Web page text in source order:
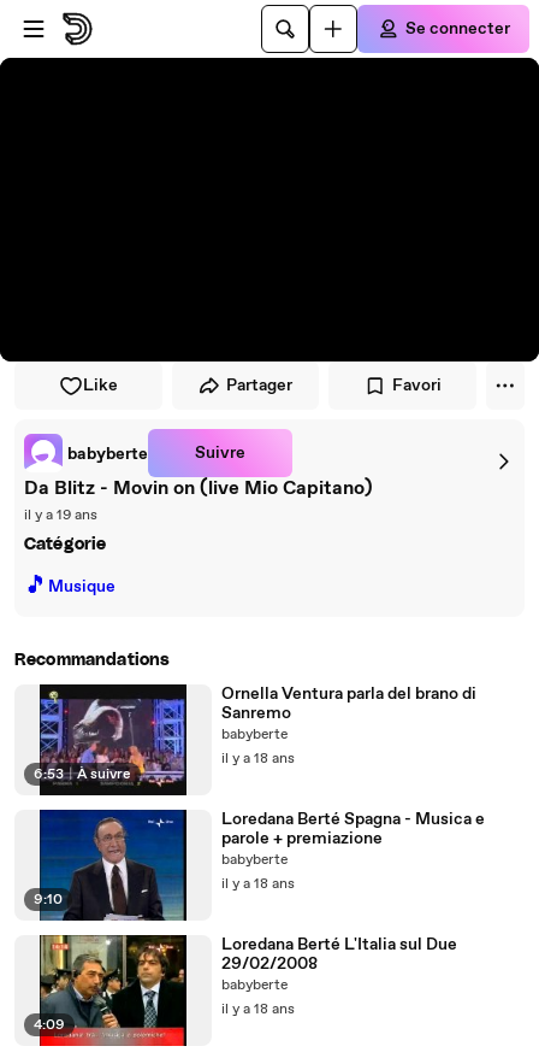
Passer au player
Passer au contenu principal
Se connecter
Like Partager Favori
babyberte Suivre
Da Blitz - Movin on (live Mio Capitano)
il y a 19 ans
Catégorie
🎵 Musique
Recommandations
6:53 | À suivre
Ornella Ventura parla del brano di
Sanremo
babyberte
il y a 18 ans
9:10
Loredana Berté Spagna - Musica e
parole + premiazione
babyberte
il y a 18 ans
4:09
Loredana Berté L'Italia sul Due
29/02/2008
babyberte
il y a 18 ans